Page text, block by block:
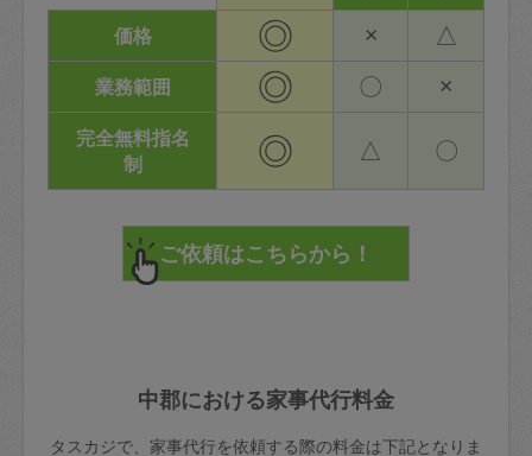
価格
◎ × △
業務範囲 ◎ 〇 ×
完全無料指名
制
◎ △ 〇
中郡における家事代行料金
タスカジで、家事代行を依頼する際の料金は下記となりま